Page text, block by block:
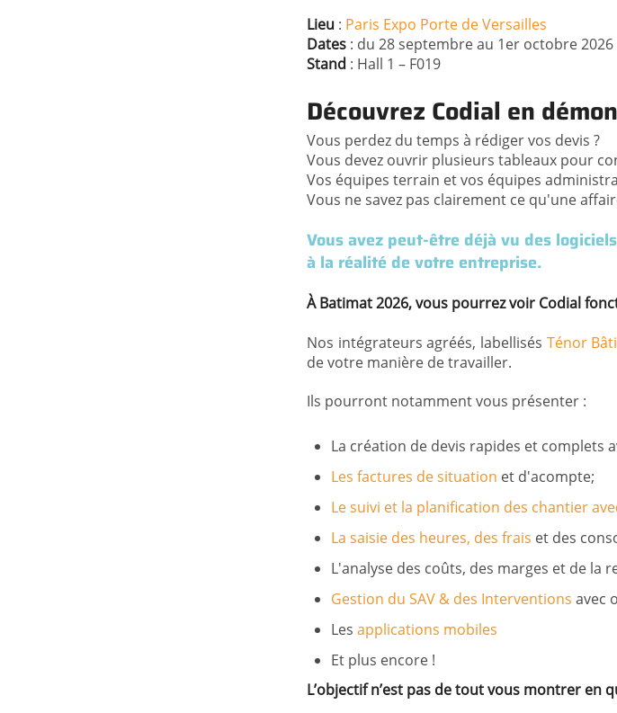
Lieu : Paris Expo Porte de Versailles
Dates : du 28 septembre au 1er octobre 2026
Stand : Hall 1 – F019
Découvrez Codial en
Vous perdez du temps à rédiger vos devis ?
Vous devez ouvrir plusieurs tableaux pour
Vos équipes terrain et vos équipes
Vous ne savez pas clairement ce qu'une
Vous avez peut-être déjà vu des
à la réalité de votre entreprise.
À Batimat 2026, vous pourrez voir Codial
Nos intégrateurs agréés, labellisés Ténor
de votre manière de travailler.
Ils pourront notamment vous présenter :
La création de devis rapides et complets
Les factures de situation et d'acompte;
Le suivi et la planification des chantier
La saisie des heures, des frais et des
L'analyse des coûts, des marges et de la
Gestion du SAV & des Interventions avec
Les applications mobiles
Et plus encore !
L’objectif n’est pas de tout vous montrer